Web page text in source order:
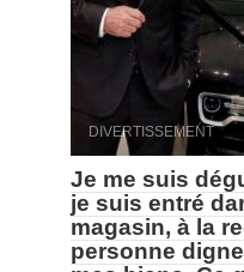
DIVERTISSEMENT
Je me suis
je suis entré
magasin, à la
personne